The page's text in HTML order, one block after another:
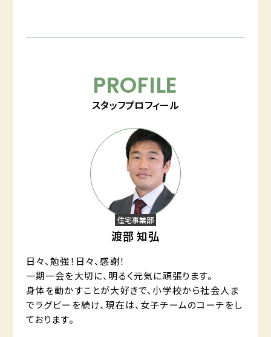
PROFILE
スタッフプロフィール
住宅事業部
渡部 知弘
日々、勉強！日々、感謝！
一期一会を大切に、明るく元気に頑張ります。
身体を動かすことが大好きで、小学校から社会人ま
でラグビーを続け、現在は、女子チームのコーチをし
ております。